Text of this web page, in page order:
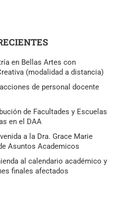
en Bellas Artes con
(modalidad a distancia)
de personal docente
de Facultades y Escuelas
en el DAA
a la Dra. Grace Marie
Asuntos Academicos
al calendario académico y
finales afectados